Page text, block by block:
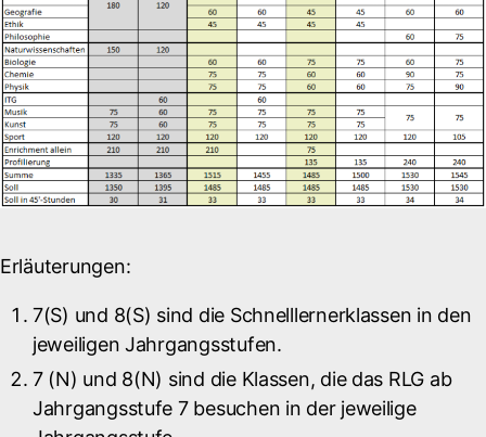
Erläuterungen:
7(S) und 8(S) sind die Schnelllernerklassen in den
jeweiligen Jahrgangsstufen.
7 (N) und 8(N) sind die Klassen, die das RLG ab
Jahrgangsstufe 7 besuchen in der jeweilige